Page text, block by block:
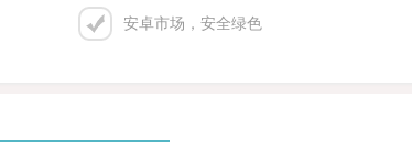
安卓市场，安全绿色